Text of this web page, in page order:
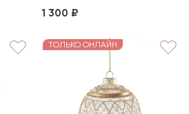
1 300 ₽
ТОЛЬКО ОНЛАЙН